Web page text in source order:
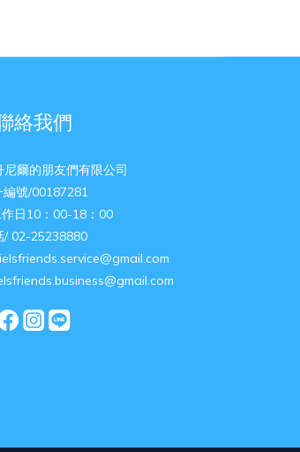
絡我們
爾的朋友們有限公司
編號/00187281
日10：00-18：00
/ 02-25238880